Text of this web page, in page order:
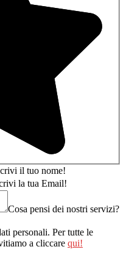
il tuo nome!
la tua Email!
Cosa pensi dei nostri servizi?
personali. Per tutte le
a cliccare qui!